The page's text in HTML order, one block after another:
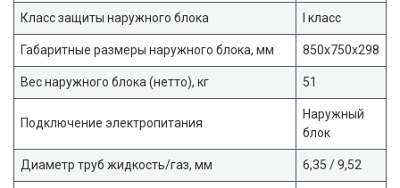
Класс защиты наружного блока I класс
Габаритные размеры наружного блока, мм 850x750x298
Вес наружного блока (нетто), кг 51
Подключение электропитания
Наружный
блок
Диаметр труб жидкость/газ, мм 6,35 / 9,52